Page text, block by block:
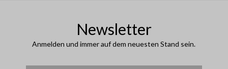
Newsletter
Anmelden und immer auf dem neuesten Stand sein.